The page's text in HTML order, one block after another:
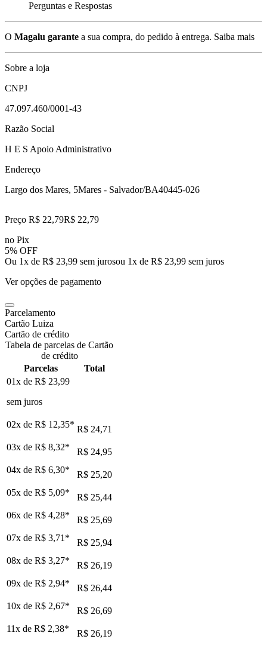
Perguntas e Respostas
O Magalu garante a sua compra, do pedido à entrega. Saiba mais
Sobre a loja
CNPJ
47.097.460/0001-43
Razão Social
H E S Apoio Administrativo
Endereço
Largo dos Mares, 5Mares - Salvador/BA40445-026
Preço R$ 22,79R$ 22,79
no Pix
5% OFF
Ou 1x de R$ 23,99 sem jurosou 1x de R$ 23,99 sem juros
Ver opções de pagamento
Parcelamento
Cartão Luiza
Cartão de crédito
Tabela de parcelas de Cartão
de crédito
Parcelas
Total
01x de R$ 23,99
sem juros
02x de R$ 12,35* R$ 24,71
03x de R$ 8,32*
R$ 24,95
04x de R$ 6,30*
R$ 25,20
05x de R$ 5,09*
R$ 25,44
06x de R$ 4,28*
R$ 25,69
07x de R$ 3,71 *
R$ 25,94
08x de R$ 3,27*
R$ 26,19
09x de R$ 2,94*
R$ 26,44
10x de R$ 2,67*
R$ 26,69
11x de R$ 2,38*
R$ 26,19